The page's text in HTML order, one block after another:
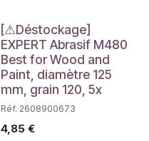
Déstockage
[⚠Déstockage]
EXPERT Abrasif M480
Best for Wood and
Paint, diamètre 125
mm, grain 120, 5x
Réf. 2608900673
4,85€